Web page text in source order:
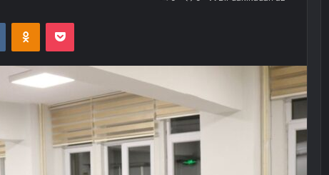
VKontakteOdnoklassniki
Pocket